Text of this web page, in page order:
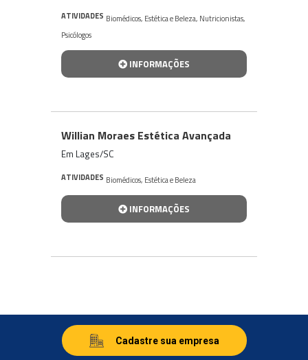
ATIVIDADES Biomédicos, Estética e Beleza, Nutricionistas,
Psicólogos
INFORMAÇÕES
Willian Moraes Estética Avançada
Em Lages/SC
ATIVIDADES Biomédicos, Estética e Beleza
INFORMAÇÕES
Cadastre sua empresa